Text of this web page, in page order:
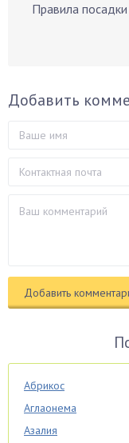
Правила
Добавить
Абрикос
Аглаонема
Азалия